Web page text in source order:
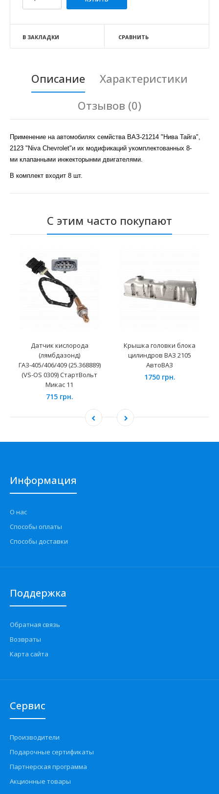
В ЗАКЛАДКИ СРАВНИТЬ
Описание
Характеристики
Отзывов (0)
Применение на автомобилях семйства ВАЗ-21214 "Нива Тайга",
2123 "Niva Chevrolet"и их модификаций укомплектованных 8-
ми клапанными инжекторынми двигателями.
В комплект входит 8 шт.
С этим часто покупают
Датчик кислорода
(лямбдазонд)
ГАЗ-405/406/409 (25.368889)
(VS-OS 0309) СтартВольт
Микас 11
715 грн.
Крышка головки блока
цилиндров ВАЗ 2105
АвтоВАЗ
1750 грн.
Информация
О нас
Способы оплаты
Способы доставки
Поддержка
Обратная связь
Возвраты
Карта сайта
Сервис
Производители
Подарочные сертификаты
Партнерская программа
Акционные товары